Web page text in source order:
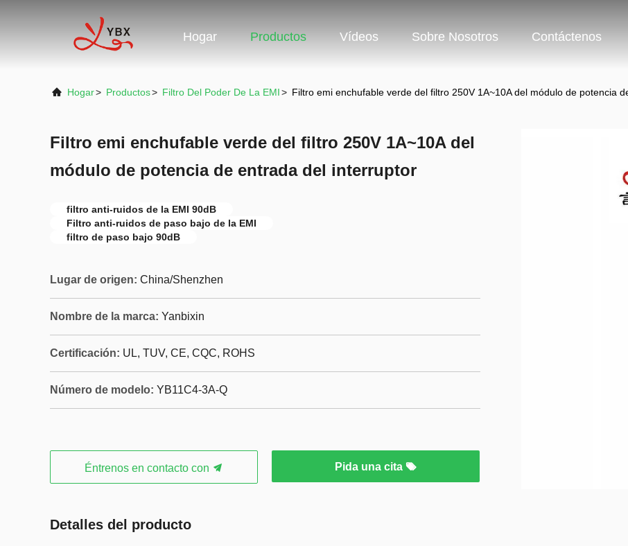
Hogar Productos Vídeos Sobre Nosotros Contáctenos
Hogar> Productos> Filtro Del Poder De La EMI> Filtro emi enchufable verde del filtro 250V 1A~10A del módulo de potencia
Filtro emi enchufable verde del filtro 250V 1A~10A del
módulo de potencia de entrada del interruptor
filtro anti-ruidos de la EMI 90dB
Filtro anti-ruidos de paso bajo de la EMI
filtro de paso bajo 90dB
Lugar de origen: China/Shenzhen
Nombre de la marca: Yanbixin
Certificación: UL, TUV, CE, CQC, ROHS
Número de modelo: YB11C4-3A-Q
Éntrenos en contacto con Pida una cita
Detalles del producto